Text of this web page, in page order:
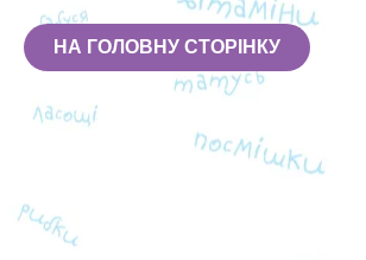
НА ГОЛОВНУ СТОРІНКУ